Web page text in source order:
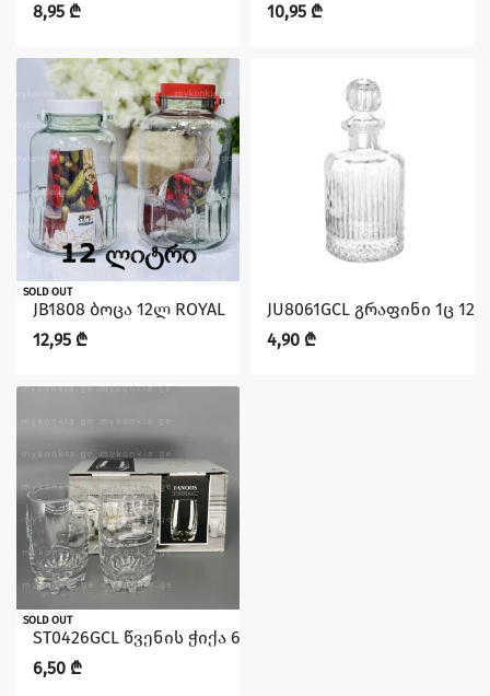
8,95 ₾
10,95 ₾
SOLD OUT
JB1808 ბოცა 12ლ ROYAL
12,95 ₾
JU8061GCL გრაფინი 1ც
4,90 ₾
SOLD OUT
ST0426GCL წვენის ჭიქა 6ც 190მლ FANOUS KAVEH
6,50 ₾